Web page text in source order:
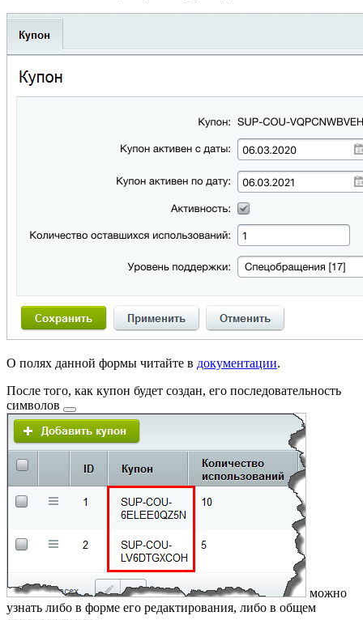
О полях данной формы читайте в документации.
После того, как купон будет создан, его последовательность
символов
можно
узнать либо в форме его редактирования, либо в общем